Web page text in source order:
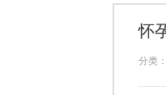
怀
分类：